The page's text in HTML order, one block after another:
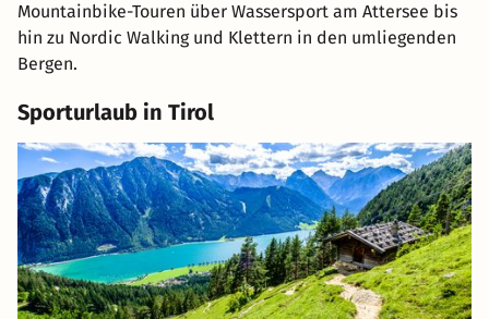
Mountainbike-Touren über Wassersport am Attersee bis
hin zu Nordic Walking und Klettern in den umliegenden
Bergen.
Sporturlaub in Tirol